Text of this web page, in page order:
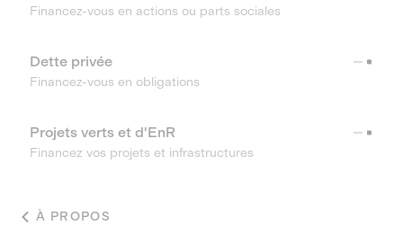
Financez-vous en actions ou parts sociales
Dette privée
Financez-vous en obligations
Projets verts et d'EnR
Financez vos projets et infrastructures
À PROPOS